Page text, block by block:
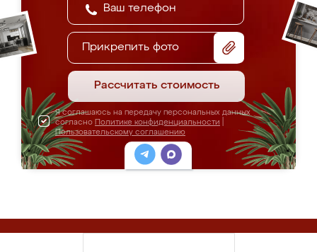
Прикрепить фото
Рассчитать стоимость
Я соглашаюсь на передачу персональных данных
согласно Политике конфиденциальности
Пользовательскому соглашению